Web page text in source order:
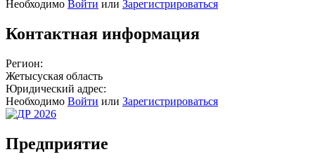
Необходимо Войти или Зарегистрироваться
Контактная информация
Регион:
Жетысуская область
Юридический адрес:
Необходимо Войти или Зарегистрироваться
Предприятие